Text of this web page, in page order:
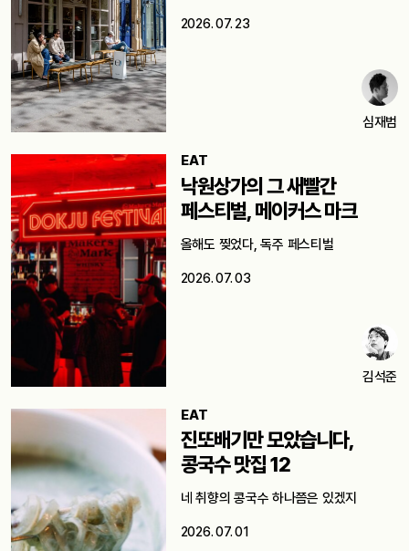
2026. 07. 23
심재범
EAT
낙원상가의 그 새빨간
페스티벌, 메이커스 마크
올해도 찢었다, 독주 페스티벌
2026. 07. 03
김석준
EAT
진또배기만 모았습니다,
콩국수 맛집 12
네 취향의 콩국수 하나쯤은 있겠지
2026. 07. 01